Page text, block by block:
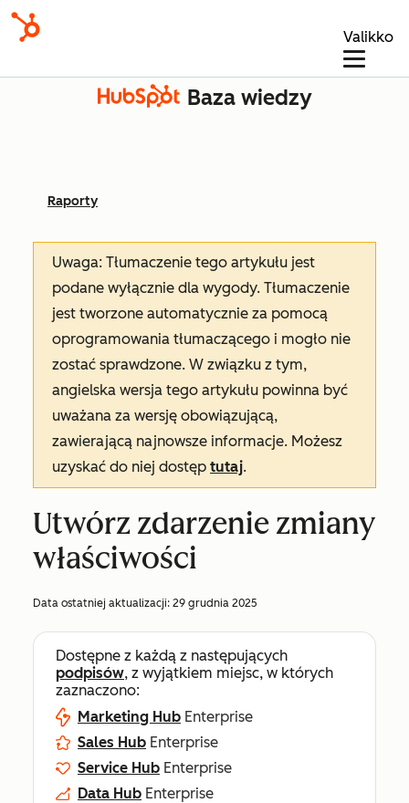
Valikko
Baza wiedzy
Raporty
Uwaga: Tłumaczenie tego artykułu jest
podane wyłącznie dla wygody. Tłumaczenie
jest tworzone automatycznie za pomocą
oprogramowania tłumaczącego i mogło nie
zostać sprawdzone. W związku z tym,
angielska wersja tego artykułu powinna być
uważana za wersję obowiązującą,
zawierającą najnowsze informacje. Możesz
uzyskać do niej dostęp tutaj.
Utwórz zdarzenie zmiany
właściwości
Data ostatniej aktualizacji: 29 grudnia 2025
Dostępne z każdą z następujących
podpisów, z wyjątkiem miejsc, w których
zaznaczono:
Marketing Hub Enterprise
Sales Hub Enterprise
Service Hub Enterprise
Data Hub Enterprise